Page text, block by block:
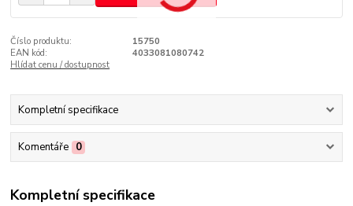
Číslo produktu:
15750
EAN kód:
4033081080742
Hlídat cenu / dostupnost
Kompletní specifikace
Komentáře 0
Kompletní specifikace